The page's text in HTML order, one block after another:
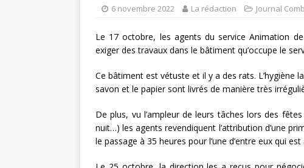
6 novembre 2022 La rédaction Journal
Le 17 octobre, les agents du service Animation
exiger des travaux dans le bâtiment qu’occupe le
Ce bâtiment est vétuste et il y a des rats. L’hygiène
savon et le papier sont livrés de manière très
De plus, vu l’ampleur de leurs tâches lors des
nuit…) les agents revendiquent l’attribution d’une
le passage à 35 heures pour l’une d’entre eux qui